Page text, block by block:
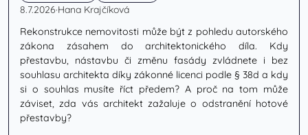
8.7.2026·Hana Krajčíková
Rekonstrukce nemovitosti může být z pohledu autorského
zákona zásahem do architektonického díla. Kdy
přestavbu, nástavbu či změnu fasády zvládnete i bez
souhlasu architekta díky zákonné licenci podle § 38d a kdy
si o souhlas musíte říct předem? A proč na tom může
záviset, zda vás architekt zažaluje o odstranění hotové
přestavby?